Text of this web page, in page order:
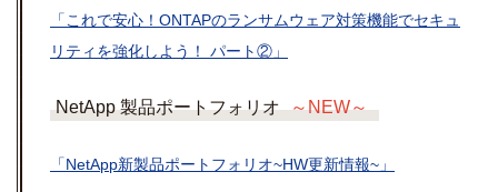
「これで安心！ONTAPのランサムウェア対策機能でセキュ
リティを強化しよう！ パート②」
NetApp 製品ポートフォリオ ～NEW～
「NetApp新製品ポートフォリオ~HW更新情報~」